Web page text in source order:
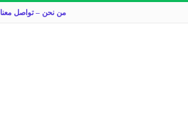
من نحن – تواصل معنا